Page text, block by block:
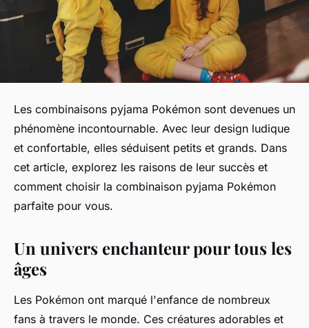
Les combinaisons pyjama Pokémon sont devenues un
phénomène incontournable. Avec leur design ludique
et confortable, elles séduisent petits et grands. Dans
cet article, explorez les raisons de leur succès et
comment choisir la combinaison pyjama Pokémon
parfaite pour vous.
Un univers enchanteur pour tous les
âges
Les Pokémon ont marqué l'enfance de nombreux
fans à travers le monde. Ces créatures adorables et